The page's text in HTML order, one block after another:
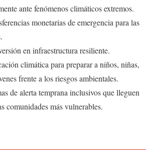
ante fenómenos climáticos extremos.
monetarias de emergencia para las
en infraestructura resiliente.
climática para preparar a niños, niñas,
frente a los riesgos ambientales.
de alerta temprana inclusivos que lleguen
comunidades más vulnerables.